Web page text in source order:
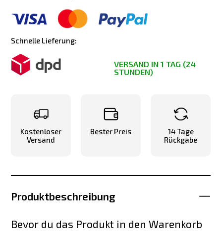
Schnelle Lieferung:
VERSAND IN 1 TAG (24
STUNDEN)
Kostenloser
Versand
Bester Preis
14 Tage
Rückgabe
Produktbeschreibung
Bevor du das Produkt in den Warenkorb